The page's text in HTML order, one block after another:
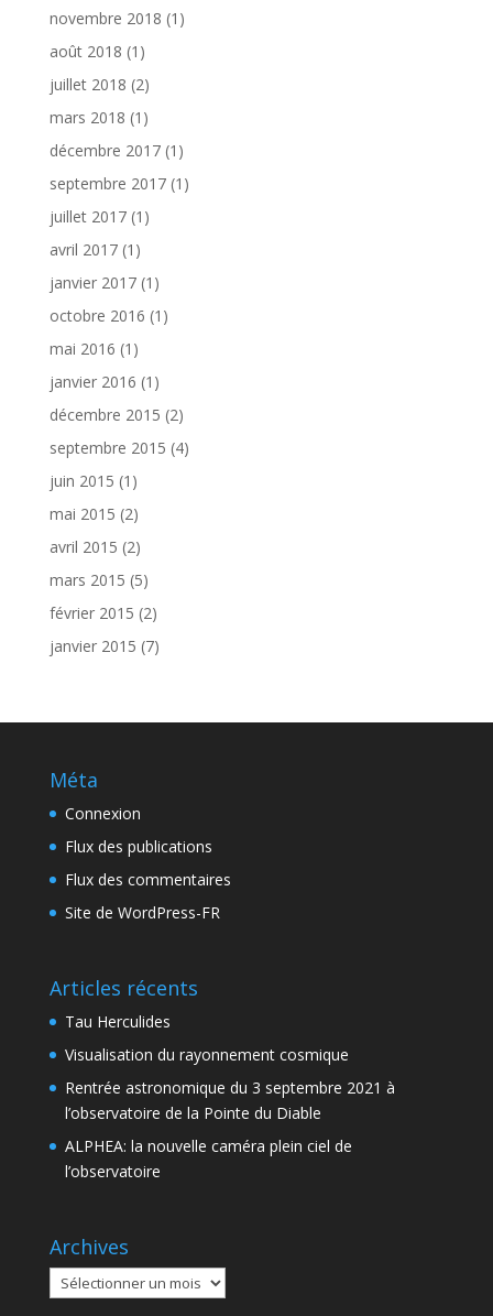
novembre 2018 (1)
août 2018 (1)
juillet 2018 (2)
mars 2018 (1)
décembre 2017(1)
septembre 2017(1)
juillet 2017(1)
avril 2017(1)
janvier 2017(1)
octobre 2016 (1)
mai 2016 (1)
janvier 2016 (1)
décembre 2015 (2)
septembre 2015 (4)
juin 2015 (1)
mai 2015 (2)
avril 2015 (2)
mars 2015 (5)
février 2015 (2)
janvier 2015 (7)
Méta
Connexion
Flux des publications
Flux des commentaires
Site de WordPress-FR
Articles récents
Tau Herculides
Visualisation du rayonnement cosmique
Rentrée astronomique du 3 septembre 2021 à
l’observatoire de la Pointe du Diable
ALPHEA: la nouvelle caméra plein ciel de
l’observatoire
Archives
Archives